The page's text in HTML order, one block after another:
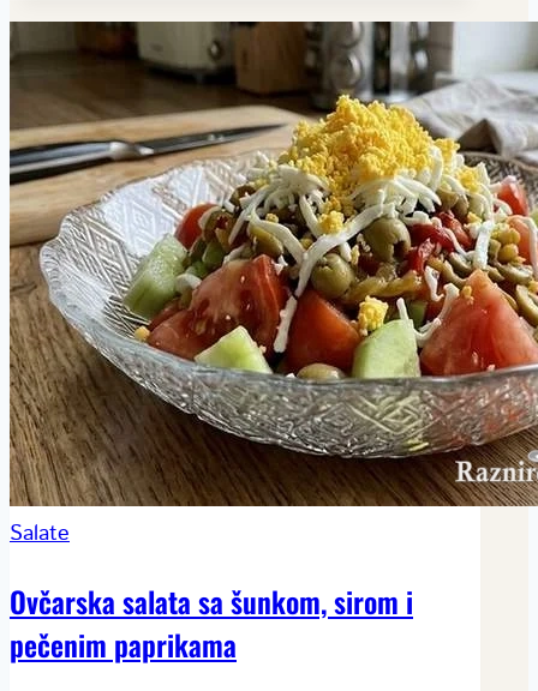
Salate
Ovčarska salata sa šunkom, sirom i
pečenim paprikama